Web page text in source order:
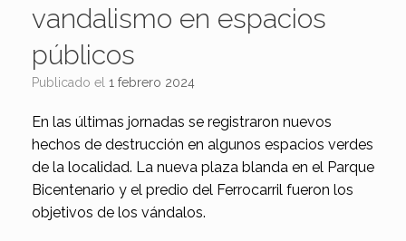
vandalismo en espacios
públicos
Publicado el 1 febrero 2024
En las últimas jornadas se registraron nuevos
hechos de destrucción en algunos espacios verdes
de la localidad. La nueva plaza blanda en el Parque
Bicentenario y el predio del Ferrocarril fueron los
objetivos de los vándalos.